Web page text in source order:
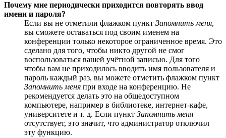
Почему мне периодически приходится повторять ввод
имени и пароля?
Если вы не отметили флажком пункт Запомнить меня,
вы сможете оставаться под своим именем на
конференции только некоторое ограниченное время. Это
сделано для того, чтобы никто другой не смог
воспользоваться вашей учётной записью. Для того
чтобы вам не приходилось вводить имя пользователя и
пароль каждый раз, вы можете отметить флажком пункт
Запомнить меня при входе на конференцию. Не
рекомендуется делать это на общедоступном
компьютере, например в библиотеке, интернет-кафе,
университете и т. д. Если пункт Запомнить меня
отсутствует, это значит, что администратор отключил
эту функцию.